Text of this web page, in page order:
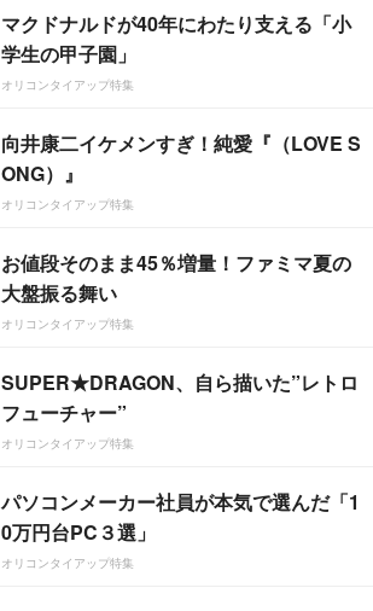
マクドナルドが40年にわたり支える「小
学生の甲子園」
オリコンタイアップ特集
向井康二イケメンすぎ！純愛『（LOVE S
ONG）』
オリコンタイアップ特集
お値段そのまま45％増量！ファミマ夏の
大盤振る舞い
オリコンタイアップ特集
SUPER★DRAGON、自ら描いた”レトロ
フューチャー”
オリコンタイアップ特集
パソコンメーカー社員が本気で選んだ「1
0万円台PC３選」
オリコンタイアップ特集